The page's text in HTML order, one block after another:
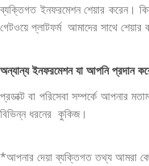
ব্যক্তিগত ইনফরমেশন শেয়ার করেন।
গেটওয়ে প্লাটফর্ম আমাদের সাথে
অন্যান্য ইনফরমেশন যা আপনি প্রদান
প্রডাক্ট বা পরিসেবা সম্পর্কে আপনার
বিভিন্ন ধরনের কুকিজ।
*আপনার দেয়া ব্যক্তিগত তথ্য আমরা